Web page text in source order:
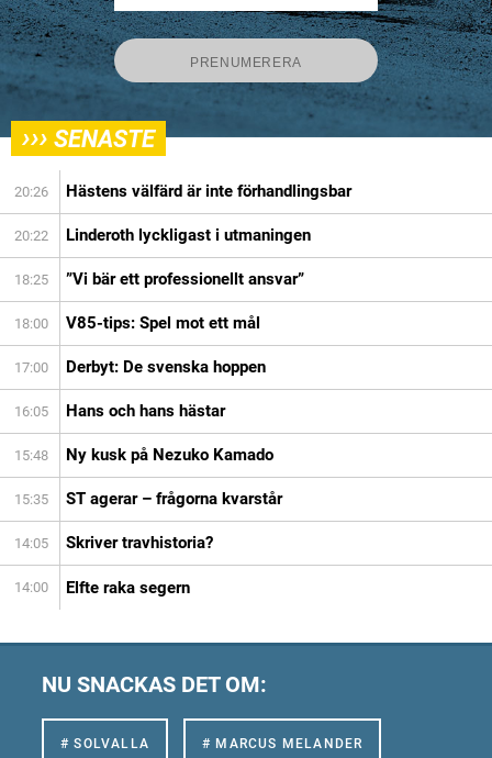
››› SENASTE
20:26 Hästens välfärd är inte förhandlingsbar
20:22 Linderoth lyckligast i utmaningen
18:25 ”Vi bär ett professionellt ansvar”
18:00 V85-tips: Spel mot ett mål
17:00 Derbyt: De svenska hoppen
16:05 Hans och hans hästar
15:48 Ny kusk på Nezuko Kamado
15:35 ST agerar – frågorna kvarstår
14:05 Skriver travhistoria?
14:00 Elfte raka segern
NU SNACKAS DET OM:
# SOLVALLA # MARCUS MELANDER